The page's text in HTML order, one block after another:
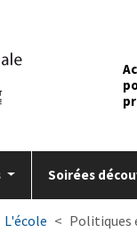
Soirées
L'école Politiques